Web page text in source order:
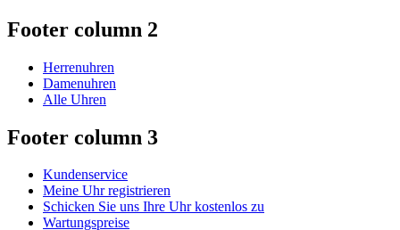
Footer column 2
Herrenuhren
Damenuhren
Alle Uhren
Footer column 3
Kundenservice
Meine Uhr registrieren
Schicken Sie uns Ihre Uhr kostenlos zu
Wartungspreise